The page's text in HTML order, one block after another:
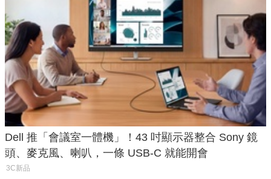
Dell 推「會議室一體機」！43 吋顯示器整合 Sony 鏡
頭、麥克風、喇叭，一條 USB-C 就能開會
3C新品